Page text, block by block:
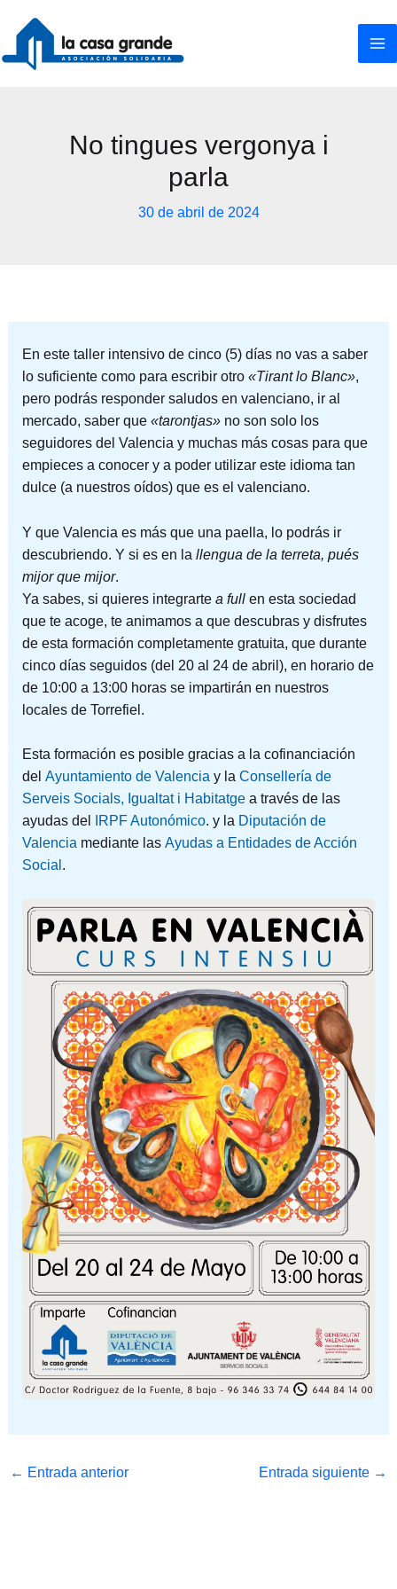
contenido
No tingues vergonya i
parla
30 de abril de 2024
En este taller intensivo de cinco (5) días no vas a saber
lo suficiente como para escribir otro «Tirant lo Blanc»,
pero podrás responder saludos en valenciano, ir al
mercado, saber que «tarontjas» no son solo los
seguidores del Valencia y muchas más cosas para que
empieces a conocer y a poder utilizar este idioma tan
dulce (a nuestros oídos) que es el valenciano.
Y que Valencia es más que una paella, lo podrás ir
descubriendo. Y si es en la llengua de la terreta, pués
mijor que mijor.
Ya sabes, si quieres integrarte a full en esta sociedad
que te acoge, te animamos a que descubras y disfrutes
de esta formación completamente gratuita, que durante
cinco días seguidos (del 20 al 24 de abril), en horario de
de 10:00 a 13:00 horas se impartirán en nuestros
locales de Torrefiel.
Esta formación es posible gracias a la cofinanciación
del Ayuntamiento de Valencia y la Consellería de
Serveis Socials, Igualtat i Habitatgea través de las
ayudas del
IRPF Autonómico. y la Diputación de
Valencia mediante las Ayudas a Entidades de Acción
Social .
← Entrada anterior Entrada siguiente →